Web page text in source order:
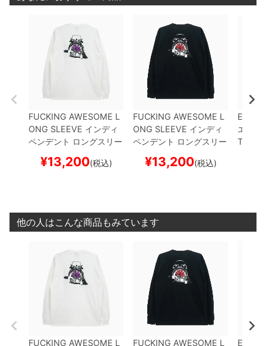
FUCKING AWESOME L
ONG SLEEVE インディ
ペンデント ロングスリー
NDENTHOSTAGEWHI
¥13,200(税込)
FUCKING AWESOME L
ONG SLEEVE インディ
ペンデント ロングスリー
NDENTHOSTAGEBLA
¥13,200(税込)
エビセ
Tシャ
他の人はこんな商品もみています
FUCKING AWESOME L
FUCKING AWESOME L